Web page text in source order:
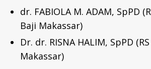
dr. FABIOLA M. ADAM, SpPD
Baji Makassar)
Dr. dr. RISNA HALIM, SpPD
Makassar)